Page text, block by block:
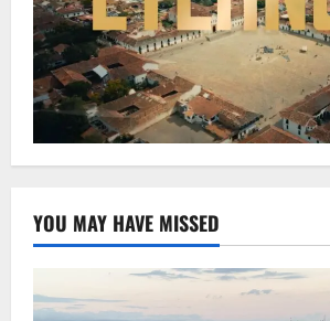
YOU MAY HAVE MISSED